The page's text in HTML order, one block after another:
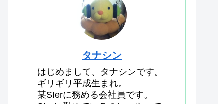
タナシン
はじめまして、タナシンです。
ギリギリ平成生まれ。
某SIerに務める会社員です。